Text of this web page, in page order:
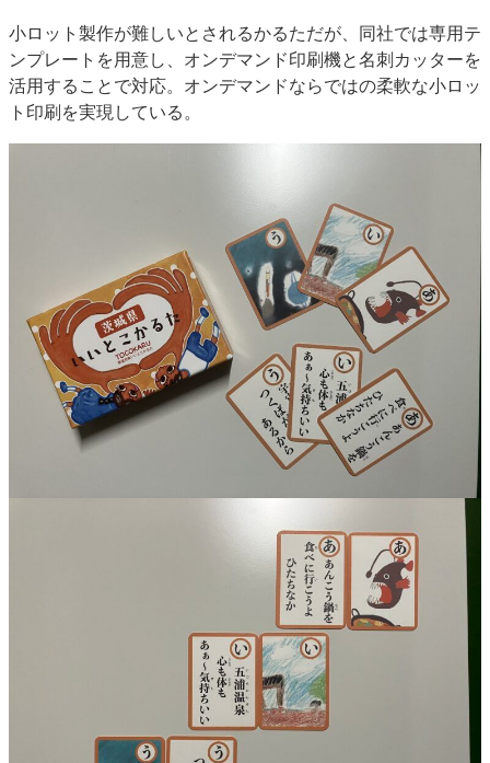
小ロット製作が難しいとされるかるただが、同社では専用テ
ンプレートを用意し、オンデマンド印刷機と名刺カッターを
活用することで対応。オンデマンドならではの柔軟な小ロッ
ト印刷を実現している。